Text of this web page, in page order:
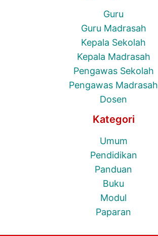
Guru
Guru Madrasah
Kepala Sekolah
Kepala Madrasah
Pengawas Sekolah
Pengawas Madrasah
Dosen
Kategori
Umum
Pendidikan
Panduan
Buku
Modul
Paparan